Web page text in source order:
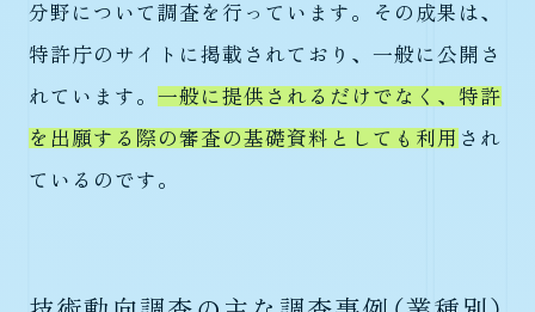
分野について調査を行っています。その成果は、
特許庁のサイトに掲載されており、一般に公開さ
れています。 一般に提供されるだけでなく、特許
を出願する際の審査の基礎資料としても利用 され
ているのです。